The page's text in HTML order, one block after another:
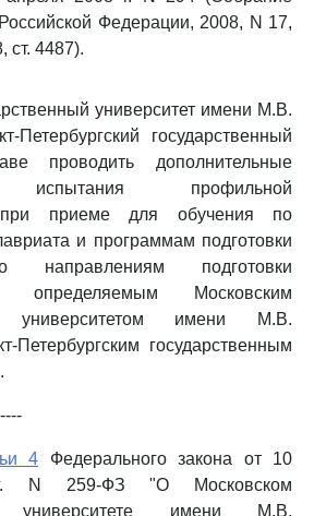
Федерации, 2008, N 17,
ст. 4487).
университет имени М.В.
Петербургский государственный
проводить дополнительные
испытания профильной
при приеме для обучения по
и программам подготовки
направлениям подготовки
определяемым Московским
университетом имени М.В.
Петербургским государственным
4 Федерального закона от 10
N 259-ФЗ "О Московском
университете имени М.В.